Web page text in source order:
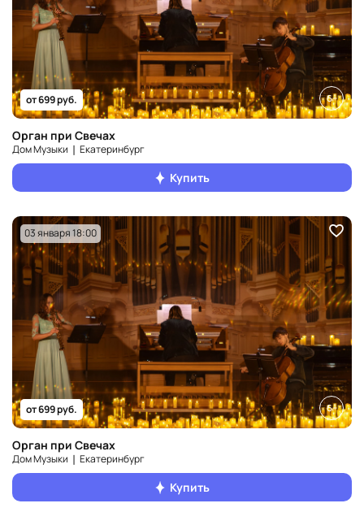
от 699 руб. 6+
Орган при Свечах
Дом Музыки ❘ Екатеринбург
Купить
03 января 18:00
от 699 руб. 6+
Орган при Свечах
Дом Музыки ❘ Екатеринбург
Купить